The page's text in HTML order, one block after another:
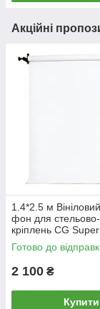
Акційні
1.4*2.5 м
фон для стельово-
кріплень СG
BD-PRO Premium
Готово до
2 100 ₴
Купити